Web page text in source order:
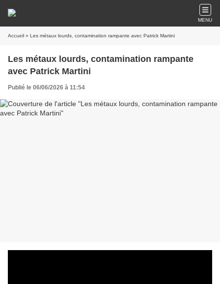
MENU
Accueil » Les métaux lourds, contamination rampante avec Patrick Martini
Les métaux lourds, contamination rampante
avec Patrick Martini
Publié le 06/06/2026 à 11:54